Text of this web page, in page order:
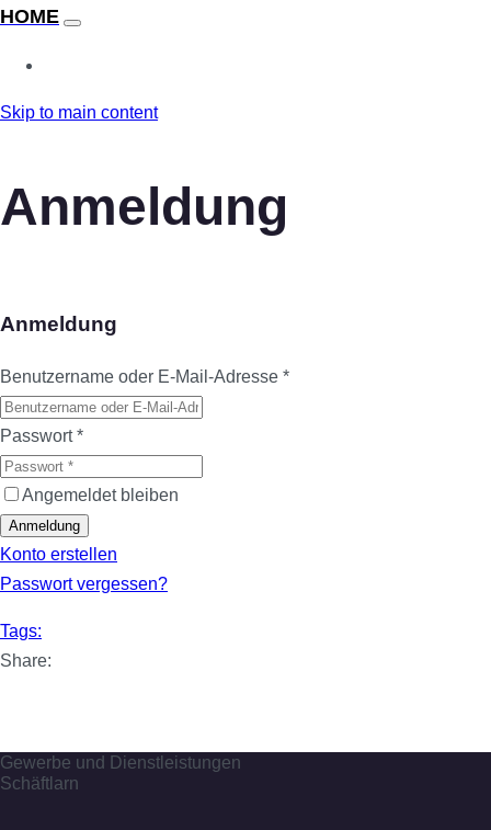
Skip to main content
Anmeldung
Anmeldung
Benutzername oder E-Mail-Adresse *
Passwort*
Angemeldet bleiben
Anmeldung
Konto erstellen
Passwort vergessen?
Tags:
Share:
Gewerbe und Dienstleistungen
Schäftlarn